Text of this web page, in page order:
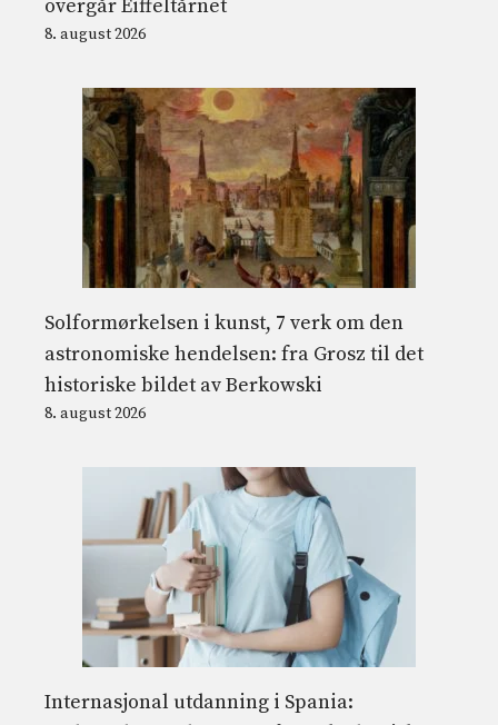
overgår Eiffeltårnet
8. august 2026
Solformørkelsen i kunst, 7 verk om den
astronomiske hendelsen: fra Grosz til det
historiske bildet av Berkowski
8. august 2026
Internasjonal utdanning i Spania: